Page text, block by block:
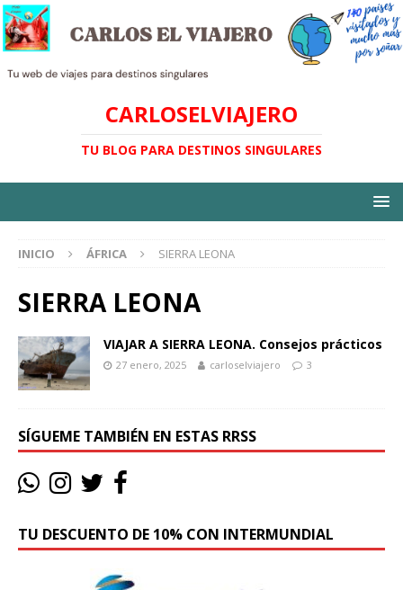
CARLOSELVIAJERO
TU BLOG PARA DESTINOS SINGULARES
INICIO ÁFRICA SIERRA LEONA
SIERRA LEONA
VIAJAR A SIERRA LEONA. Consejos prácticos
27 enero, 2025 carloselviajero 3
SÍGUEME TAMBIÉN EN ESTAS RRSS
TU DESCUENTO DE 10% CON INTERMUNDIAL